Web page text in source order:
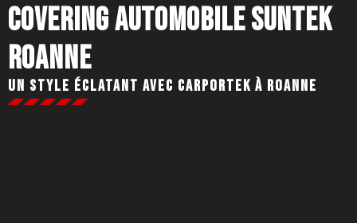
Covering automobile SunTek
Roanne
Un style éclatant avec Carportek à Roanne